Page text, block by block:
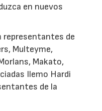
en nuevos
representantes de
Multeyme,
Makato,
Ilemo Hardi
de la